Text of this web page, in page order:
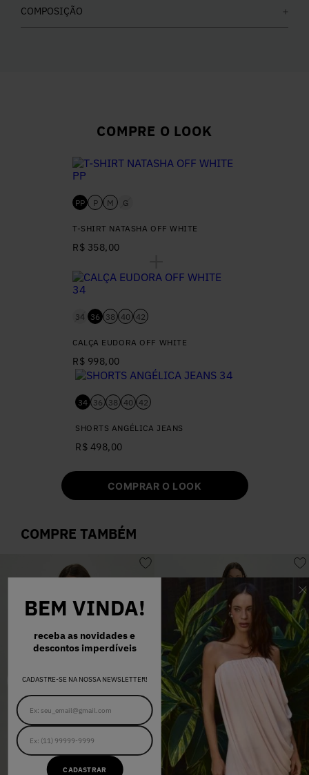
BEM VINDA!
receba as novidades e
descontos imperdíveis
CADASTRE-SE NA NOSSA NEWSLETTER!
CADASTRAR
COMPOSIÇÃO
COMPRE O LOOK
PP P M G
T-SHIRT NATASHA OFF WHITE
R$ 358,00
34 36 38 40 42
CALÇA EUDORA OFF WHITE
R$ 998,00
34 36 38 40 42
SHORTS ANGÉLICA JEANS
R$ 498,00
COMPRAR O LOOK
COMPRE TAMBÉM